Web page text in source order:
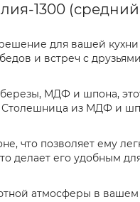
1300 (средний
для вашей
и встреч с
МДФ и шпона,
из МДФ и
что позволяет ему
делает его удобным
атмосферы в